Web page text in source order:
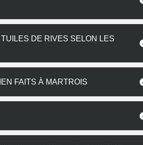
DE RIVES SELON LES
FAITS À MARTROIS